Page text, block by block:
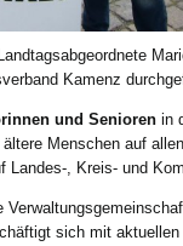
Kamenz
und Senioren in
Menschen auf
Landes-, Kreis- und
sich mit